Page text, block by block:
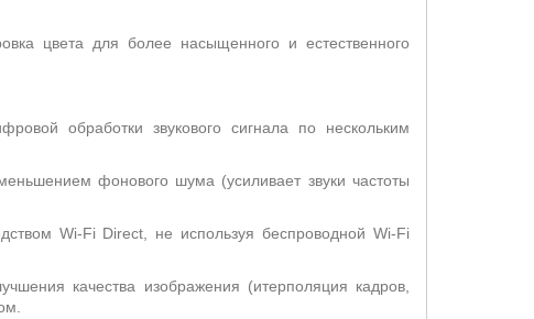
цвета для более насыщенного и естественного
обработки звукового сигнала по нескольким
фонового шума (усиливает звуки частоты
Wi-Fi Direct, не используя беспроводной Wi-Fi
качества изображения (итерполяция кадров,